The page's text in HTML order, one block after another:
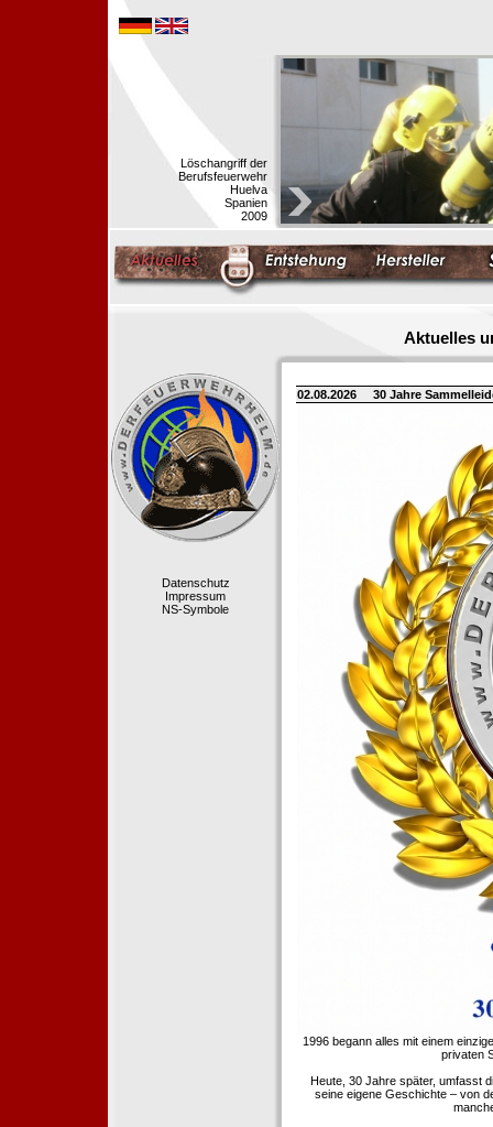
Löschangriff der
Berufsfeuerwehr
Huelva
Spanien
2009
Aktuelles
Datenschutz
Impressum
NS-Symbole
02.08.2026 30 Jahre
1996 begann alles mit einem
privaten
Heute, 30 Jahre später, umfasst
seine eigene Geschichte – von